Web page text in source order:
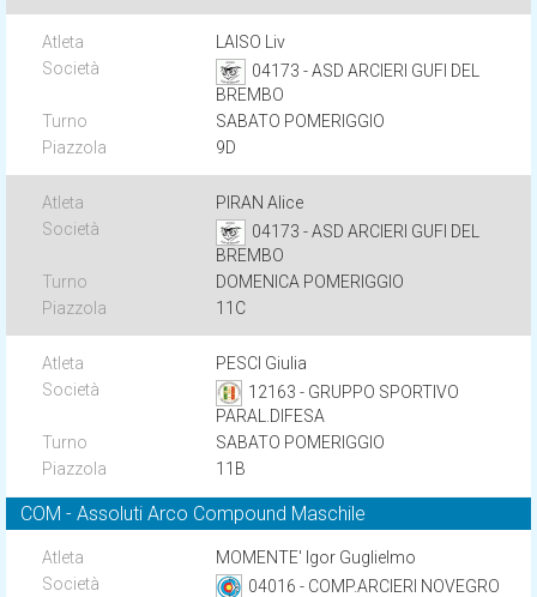
LAISO Liv
04173 - ASD ARCIERI GUFI DEL
BREMBO
SABATO POMERIGGIO
9D
PIRAN Alice
04173 - ASD ARCIERI GUFI DEL
BREMBO
DOMENICA POMERIGGIO
11C
PESCI Giulia
12163 - GRUPPO SPORTIVO
PARAL.DIFESA
SABATO POMERIGGIO
11B
COM - Assoluti Arco Compound Maschile
MOMENTE' Igor Guglielmo
04016 - COMP.ARCIERI NOVEGRO